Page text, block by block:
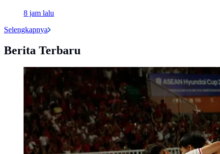
8 jam lalu
Selengkapnya
Berita Terbaru